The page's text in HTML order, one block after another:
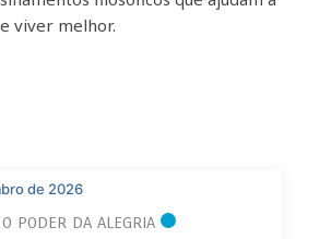
viver melhor.
de 2026
PODER DA ALEGRIA